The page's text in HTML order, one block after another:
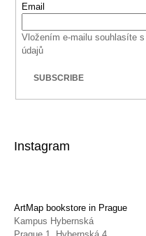
Email
Vložením e-mailu souhlasíte s
údajů
SUBSCRIBE
Instagram
ArtMap bookstore in Prague
Kampus Hybernská